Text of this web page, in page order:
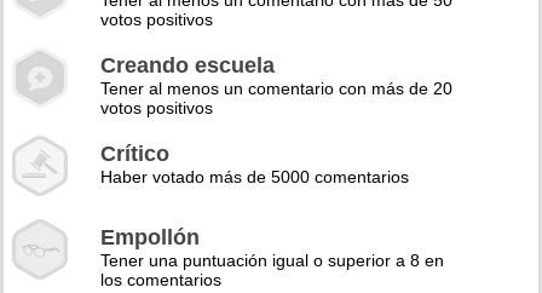
votos positivos
Creando escuela
Tener al menos un comentario con más de 20
votos positivos
Crítico
Haber votado más de 5000 comentarios
Empollón
Tener una puntuación igual o superior a 8 en
los comentarios